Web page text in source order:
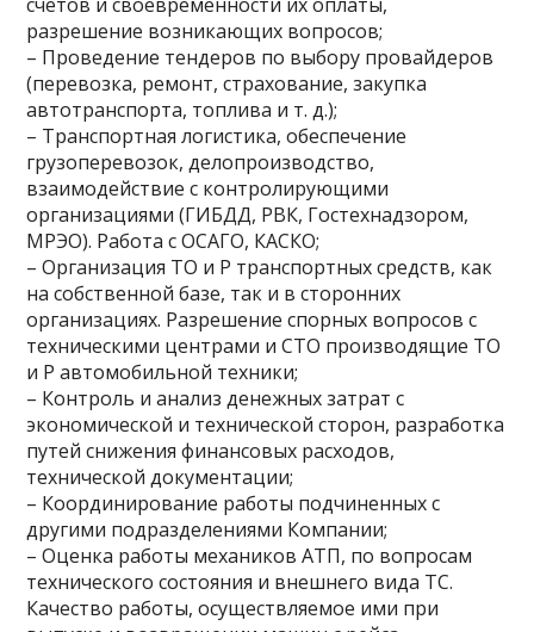
разрешение возникающих вопросов;
– Проведение тендеров по выбору провайдеров
(перевозка, ремонт, страхование, закупка
автотранспорта, топлива и т. д.);
– Транспортная логистика, обеспечение
грузоперевозок, делопроизводство,
взаимодействие с контролирующими
организациями (ГИБДД, РВК, Гостехнадзором,
МРЭО). Работа с ОСАГО, КАСКО;
– Организация ТО и Р транспортных средств, как
на собственной базе, так и в сторонних
организациях. Разрешение спорных вопросов с
техническими центрами и СТО производящие ТО
и Р автомобильной техники;
– Контроль и анализ денежных затрат с
экономической и технической сторон, разработка
путей снижения финансовых расходов,
технической документации;
– Координирование работы подчиненных с
другими подразделениями Компании;
– Оценка работы механиков АТП, по вопросам
технического состояния и внешнего вида ТС.
Качество работы, осуществляемое ими при